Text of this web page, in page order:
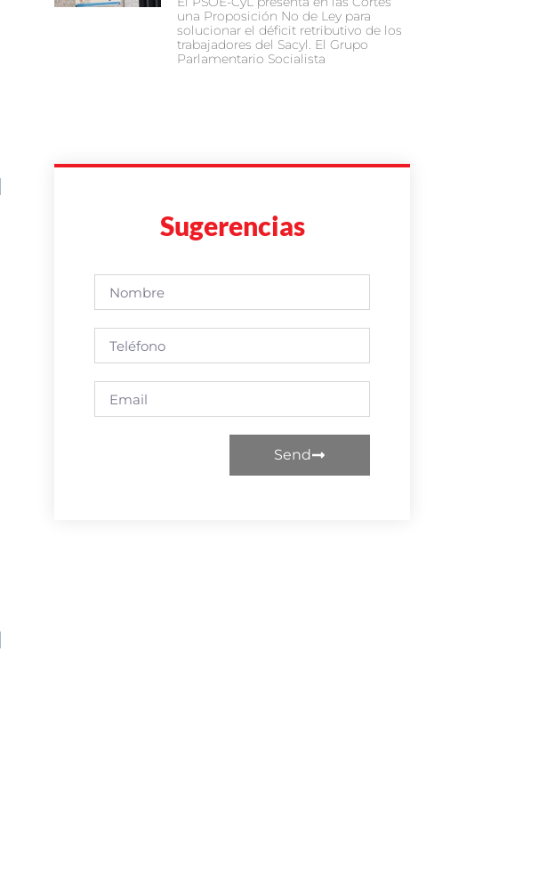
una Proposición No de Ley para
solucionar el déficit retributivo de los
trabajadores del Sacyl. El Grupo
Parlamentario Socialista
Sugerencias
Send